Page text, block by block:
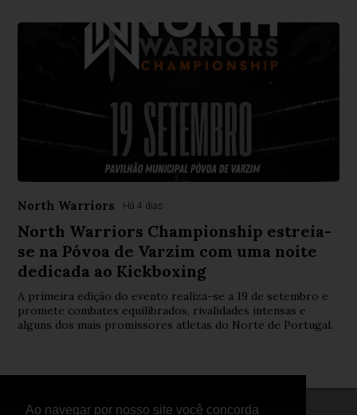
Ao navegar por nosso site você concorda
North Warriors Há 4 dias
North Warriors Championship estreia-
se na Póvoa de Varzim com uma noite
dedicada ao Kickboxing
A primeira edição do evento realiza-se a 19 de setembro e
promete combates equilibrados, rivalidades intensas e
alguns dos mais promissores atletas do Norte de Portugal.